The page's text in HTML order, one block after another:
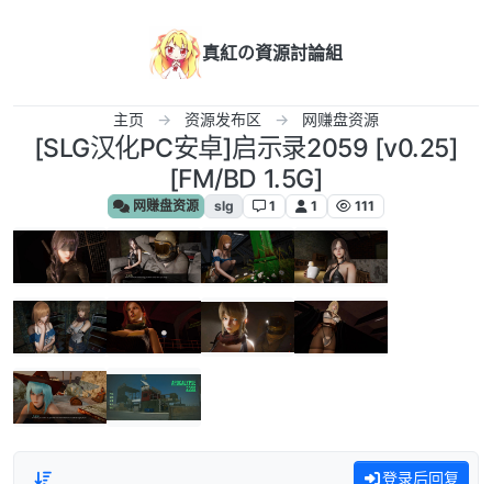
真紅の資源討論組
主页 资源发布区 网赚盘资源
[SLG汉化PC安卓]启示录2059 [v0.25]
[FM/BD 1.5G]
网赚盘资源 slg 1 1 111
登录后回复